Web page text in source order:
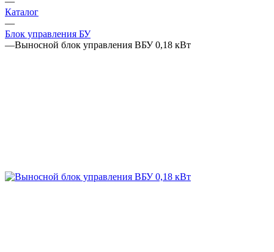
Каталог
—
Блок управления БУ
—Выносной блок управления ВБУ 0,18 кВт